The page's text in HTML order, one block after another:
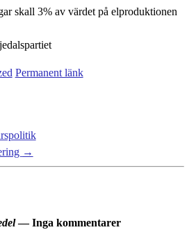
skall 3% av värdet på elproduktionen
Permanent länk
→
— Inga kommentarer